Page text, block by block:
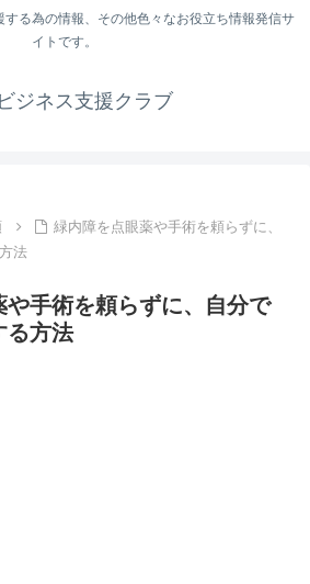
る為の情報、その他色々なお役立ち情報発信サ
イトです。
ジネス支援クラブ
緑内障を点眼薬や手術を頼らずに、
法
や手術を頼らずに、自分で
る方法